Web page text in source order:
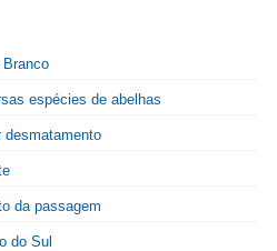
espécies de abelhas
desmatamento
da passagem
do Sul